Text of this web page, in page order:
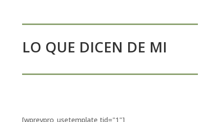
LO QUE DICEN DE MI
[wprevpro_usetemplate tid="1"]